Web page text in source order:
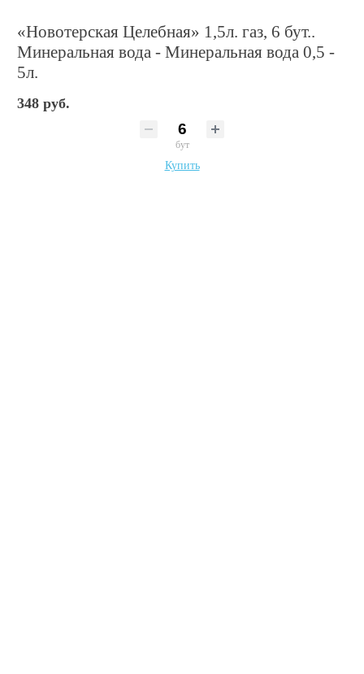
«Новотерская Целебная» 1,5л. газ, 6 бут..
Минеральная вода - Минеральная вода 0,5 -
5л.
348 руб.
бут
Купить